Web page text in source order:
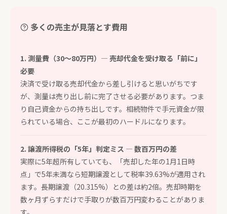
多くの売主が見落とす費用
1. 測量費（30〜80万円）— 売却代金を受け取る「前に」
必要
決済で受け取る売却代金から差し引けると思いがちです
が、測量は売り出し前に完了させる必要があります。つま
り自己資金からの持ち出しです。相続物件で手元資金が限
られている場合、ここが最初のハードルになります。
2. 譲渡所得税の「5年」判定ミス — 数百万円の差
実際に5年超所有していても、「売却した年の1月1日時
点」で5年未満なら短期譲渡として税率39.63%が適用され
ます。長期譲渡（20.315%）との差は約2倍。売却時期を
数ヶ月ずらすだけで手取りが数百万円変わることがありま
す。